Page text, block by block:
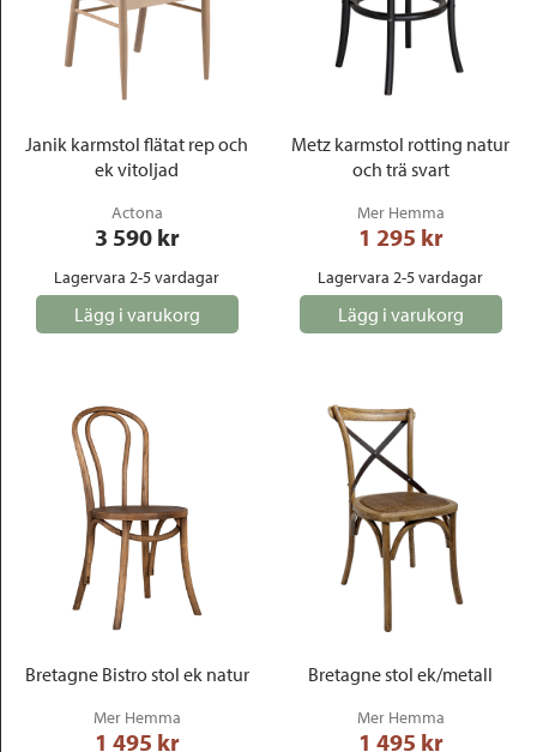
Janik karmstol flätat rep och
ek vitoljad
Actona
3 590 kr
Lagervara 2-5 vardagar
Lägg i varukorg
Metz karmstol rotting natur
och trä svart
Mer Hemma
1 295 kr
Lagervara 2-5 vardagar
Lägg i varukorg
Bretagne Bistro stol ek natur
Mer Hemma
1 495 kr
Bretagne stol ek/metall
Mer Hemma
1 495 kr